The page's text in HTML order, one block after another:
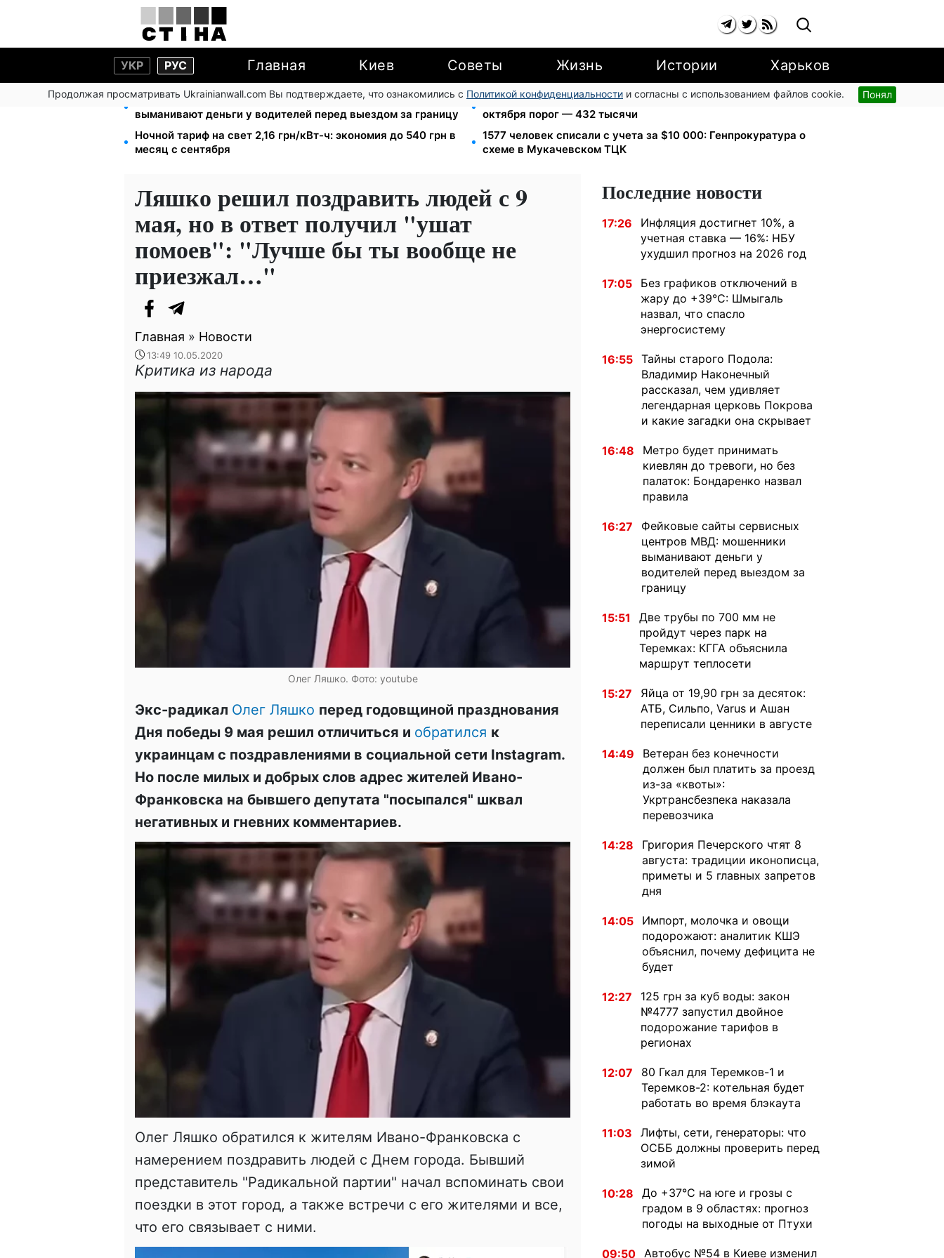
УКР РУС Главная Киев Советы Жизнь Истории Харьков
Продолжая просматривать Ukrainianwall.com Вы подтверждаете, что ознакомились с Политикой конфиденциальности и согласны с использованием файлов cookie. Понял
Фейковые сайты сервисных центров МВД: мошенники
выманивают деньги у водителей перед выездом за границу
172 940 грн защитят жилье от ареста за коммуналку: с
октября порог — 432 тысячи
Ночной тариф на свет 2,16 грн/кВт-ч: экономия до 540 грн в
месяц с сентября
1577 человек списали с учета за $10 000: Генпрокуратура о
схеме в Мукачевском ТЦК
Ляшко решил поздравить людей с 9
мая, но в ответ получил "ушат
помоев": "Лучше бы ты вообще не
приезжал…"
Главная » Новости
13:49 10.05.2020
Критика из народа
Олег Ляшко. Фото: youtube
Экс-радикал Олег Ляшко перед годовщиной празднования
Дня победы 9 мая решил отличиться и обратился к
украинцам с поздравлениями в социальной сети Instagram.
Но после милых и добрых слов адрес жителей Ивано-
Франковска на бывшего депутата "посыпался" шквал
негативных и гневних комментариев.
Олег Ляшко обратился к жителям Ивано-Франковска с
намерением поздравить людей с Днем города. Бывший
представитель "Радикальной партии" начал вспоминать свои
поездки в этот город, а также встречи с его жителями и все,
что его связывает с ними.
Последние новости
17:26
Инфляция достигнет 10%, а
учетная ставка — 16%: НБУ
ухудшил прогноз на 2026 год
17:05
Без графиков отключений в
жару до +39°C: Шмыгаль
назвал, что спасло
энергосистему
16:55 Тайны старого Подола:
Владимир Наконечный
рассказал, чем удивляет
легендарная церковь Покрова
и какие загадки она скрывает
16:48
Метро будет принимать
киевлян до тревоги, но без
палаток: Бондаренко назвал
правила
16:27
Фейковые сайты сервисных
центров МВД: мошенники
выманивают деньги у
водителей перед выездом за
границу
15:51
Две трубы по 700 мм не
пройдут через парк на
Теремках: КГГА объяснила
маршрут теплосети
15:27
Яйца от 19,90 грн за десяток:
АТБ, Сильпо, Varus и Ашан
переписали ценники в августе
14:49
Ветеран без конечности
должен был платить за проезд
из-за «квоты»:
Укртрансбезпека наказала
перевозчика
14:28
Григория Печерского чтят 8
августа: традиции иконописца,
приметы и 5 главных запретов
дня
14:05
Импорт, молочка и овощи
подорожают: аналитик КШЭ
объяснил, почему дефицита не
будет
12:27
125 грн за куб воды: закон
№4777 запустил двойное
подорожание тарифов в
регионах
12:07
80 Гкал для Теремков-1 и
Теремков-2: котельная будет
работать во время блэкаута
11:03
Лифты, сети, генераторы: что
ОСББ должны проверить перед
зимой
10:28
До +37°C на юге и грозы с
градом в 9 областях: прогноз
погоды на выходные от Птухи
09:50 Автобус №54 в Киеве изменил